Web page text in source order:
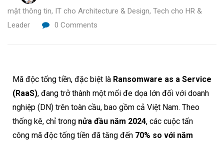
mật thông tin, IT cho Architecture & Design, Tech cho HR &
Leader
0 Comments
Mã độc tống tiền, đặc biệt là Ransomware as a Service
(RaaS), đang trở thành một mối đe dọa lớn đối với doanh
nghiệp (DN) trên toàn cầu, bao gồm cả Việt Nam. Theo
thống kê, chỉ trong nửa đầu năm 2024, các cuộc tấn
công mã độc tống tiền đã tăng đến 70% so với năm